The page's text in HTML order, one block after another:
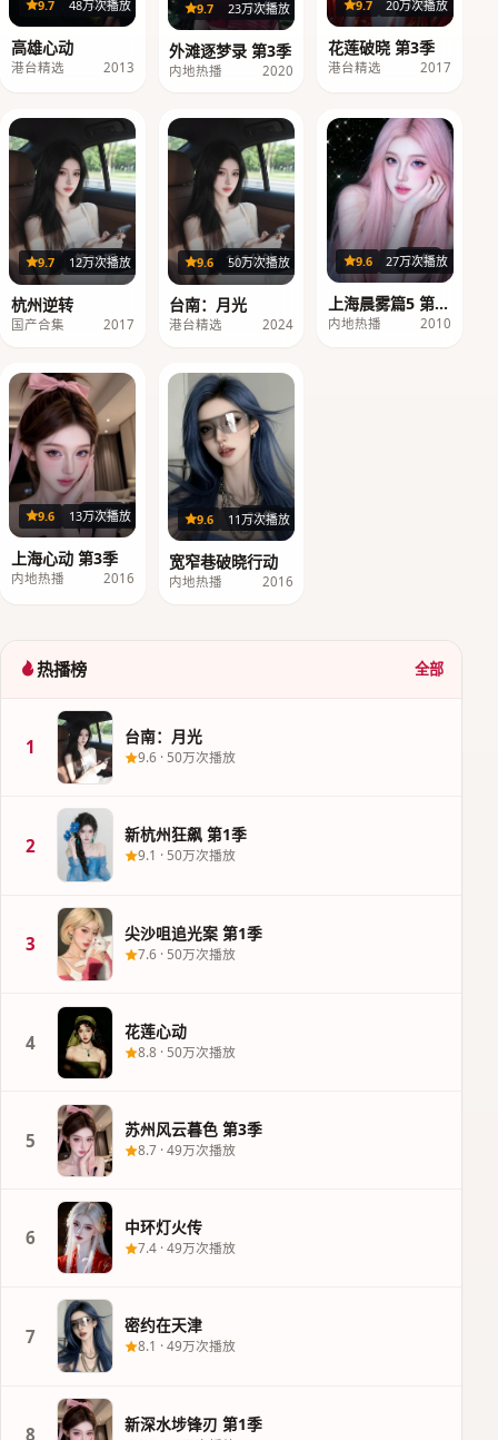
9.7 48万次播放
高雄心动
港台精选 2013
39集
9.7 23万次播放
外滩逐梦录 第3季
内地热播 2020
9.7 20万次播放
花莲破晓 第3季
港台精选 2017
第20期
9.7 12万次播放
杭州逆转
国产合集 2017
116分钟
9.6 50万次播放
台南：月光
港台精选 2024
26集
9.6 27万次播放
上海晨雾篇5 第2
季
内地热播 2010
33集
9.6 13万次播放
上海心动 第3季
内地热播 2016
23集
9.6 11万次播放
宽窄巷破晓行动
内地热播 2016
热播榜 全部
1 台南：月光
9.6 · 50万次播放
2 新杭州狂飙 第1季
9.1 · 50万次播放
3 尖沙咀追光案 第1季
7.6 · 50万次播放
4 花莲心动
8.8 · 50万次播放
5 苏州风云暮色 第3季
8.7 ·49万次播放
6 中环灯火传
7.4 ·49万次播放
7 密约在天津
8.1 ·49万次播放
8 新深水埗锋刃 第1季